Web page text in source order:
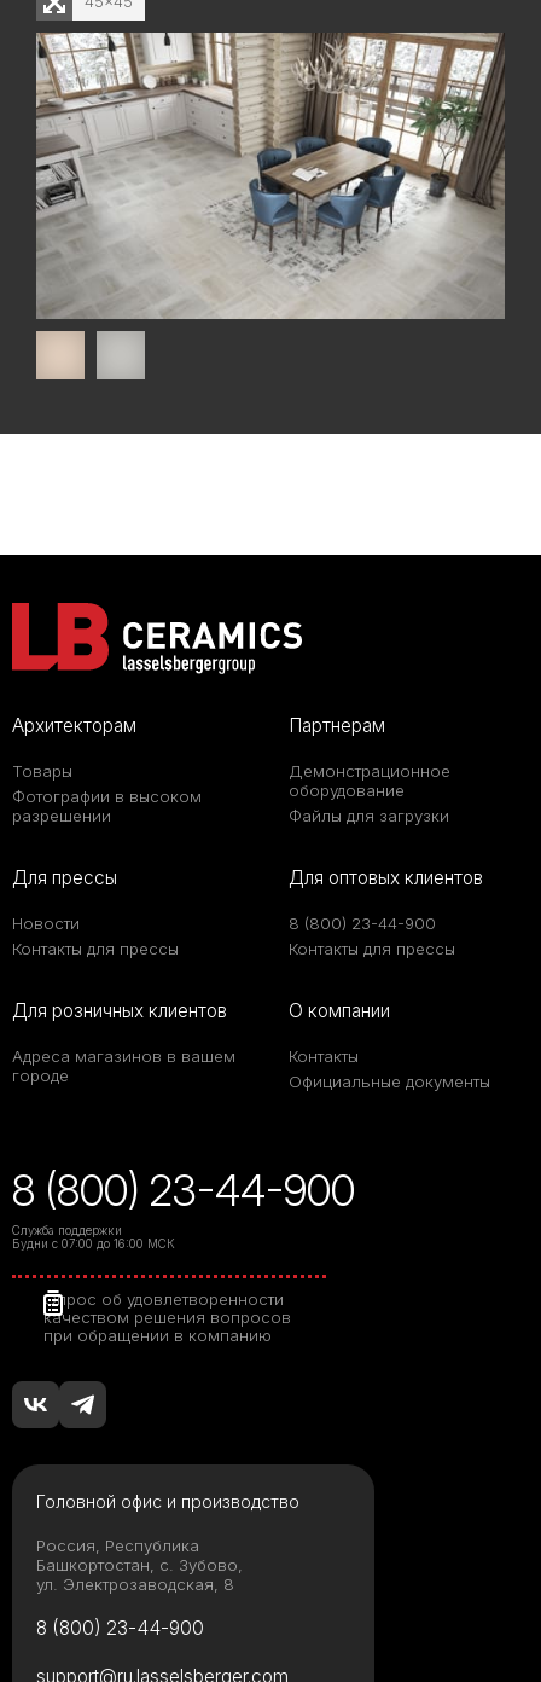
Архитекторам
Товары
Фотографии в высоком
разрешении
Партнерам
Демонстрационное
оборудование
Файлы для загрузки
Для прессы
Новости
Контакты для прессы
Для оптовых клиентов
8 (800) 23-44-900
Контакты для прессы
Для розничных клиентов
Адреса магазинов в вашем
городе
О компании
Контакты
Официальные документы
8 (800) 23-44-900
Служба поддержки
Будни с 07:00 до 16:00 МСК
Опрос об удовлетворенности
качеством решения вопросов
при обращении в компанию
Головной офис и производство
Россия, Республика
Башкортостан, с. Зубово,
ул. Электрозаводская, 8
8 (800) 23-44-900
support@ru.lasselsberger.com